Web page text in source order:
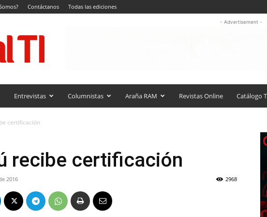
Contáctanos Todas las ediciones
- Advertisement -
Entrevistas Columnistas Araña RAM Revistas Online Catálogo
certificación
recibe certificación
2016 2968